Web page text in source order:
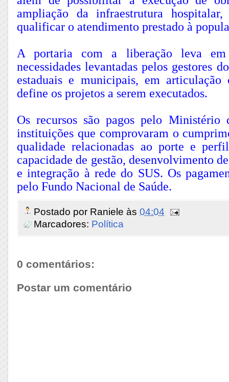
ampliação da infraestrutura
qualificar o atendimento prestado à
A portaria com a liberação leva em
necessidades levantadas pelos gestores
estaduais e municipais, em
define os projetos a serem executados.
Os recursos são pagos pelo Ministério
instituições que comprovaram o
qualidade relacionadas ao porte e
capacidade de gestão, desenvolvimento
e integração à rede do SUS. Os
pelo Fundo Nacional de Saúde.
Postado por Raniele às 04:04
Marcadores: Política
0 comentários:
Postar um comentário